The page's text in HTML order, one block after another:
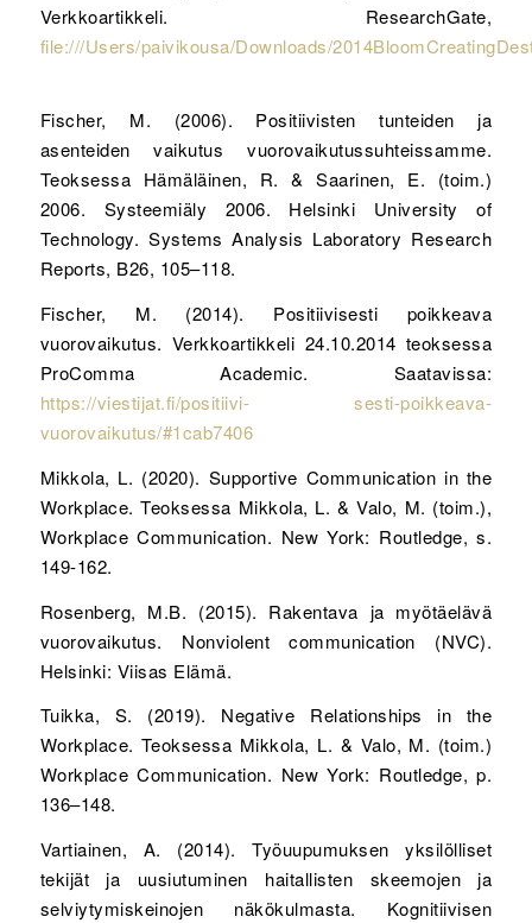
Verkkoartikkeli. ResearchGate,
file:///Users/paivikousa/Downloads/
Fischer, M. (2006). Positiivisten tunteiden ja
asenteiden vaikutus vuorovaikutussuhteissamme.
Teoksessa Hämäläinen, R. & Saarinen, E. (toim.)
2006. Systeemiäly 2006. Helsinki University of
Technology. Systems Analysis Laboratory Research
Reports, B26, 105–118.
Fischer, M. (2014). Positiivisesti poikkeava
vuorovaikutus. Verkkoartikkeli 24.10.2014 teoksessa
ProComma Academic. Saatavissa:
https://viestijat.fi/positiivi- sesti-poikkeava-
vuorovaikutus/#1cab7406
Mikkola, L. (2020). Supportive Communication in the
Workplace. Teoksessa Mikkola, L. & Valo, M. (toim.),
Workplace Communication. New York: Routledge, s.
149-162.
Rosenberg, M.B. (2015). Rakentava ja myötäelävä
vuorovaikutus. Nonviolent communication (NVC).
Helsinki: Viisas Elämä.
Tuikka, S. (2019). Negative Relationships in the
Workplace. Teoksessa Mikkola, L. & Valo, M. (toim.)
Workplace Communication. New York: Routledge, p.
136–148.
Vartiainen, A. (2014). Työuupumuksen yksilölliset
tekijät ja uusiutuminen haitallisten skeemojen ja
selviytymiskeinojen näkökulmasta. Kognitiivisen